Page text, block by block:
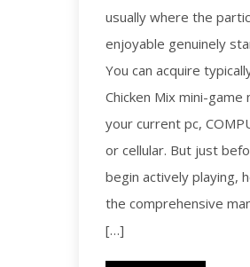
usually where the
enjoyable genuinely
You can acquire
Chicken Mix mini-game
your current pc,
or cellular. But just
begin actively playing,
the comprehensive
[…]